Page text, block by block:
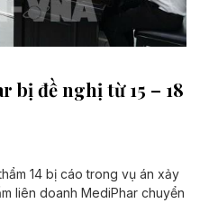
bị đề nghị từ 15 – 18
14 bị cáo trong vụ án xảy
liên doanh MediPhar chuyển